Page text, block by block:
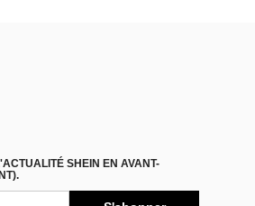
SHEIN EN AVANT-